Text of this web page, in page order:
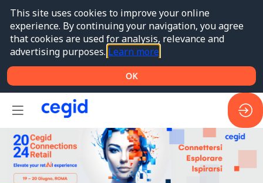
This site uses cookies to improve your online
experience. By continuing your navigation, you agree
that cookies are used for analysis, relevance and
advertising purposes. Learn more
OK